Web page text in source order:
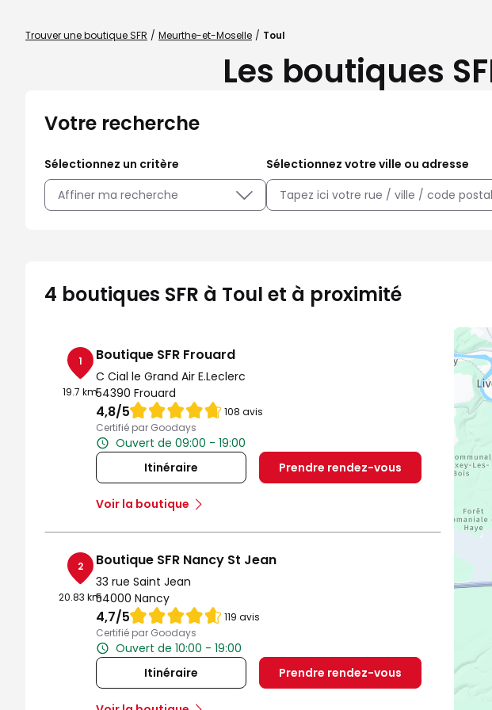
Trouver une boutique SFR Meurthe-et-Moselle Toul
Les boutiques
Votre recherche
Sélectionnez un critère
Affiner ma recherche
Sélectionnez votre ville ou adresse
4 boutiques SFR à Toul et à proximité
1
19.7 km
Boutique SFR Frouard
C Cial le Grand Air E.Leclerc
54390 Frouard
4,8/5Note de 4.8 sur 5
108 avis
Certifié par Goodays
Ouvert de 09:00 - 19:00
Itinéraire
Prendre rendez-vous
Voir la boutique
2
20.83 km
Boutique SFR Nancy St Jean
33 rue Saint Jean
54000 Nancy
4,7/5Note de 4.7 sur 5
119 avis
Certifié par Goodays
Ouvert de 10:00 - 19:00
Itinéraire
Prendre rendez-vous